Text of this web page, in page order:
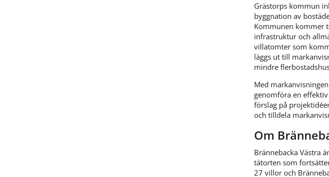
Grästorps kommun
byggnation av
Kommunen kommer
infrastruktur och
villatomter som
läggs ut till
mindre
Med
genomföra en
förslag på
och tilldela
Om
Brännebacka Västra
tätorten som
27 villor och